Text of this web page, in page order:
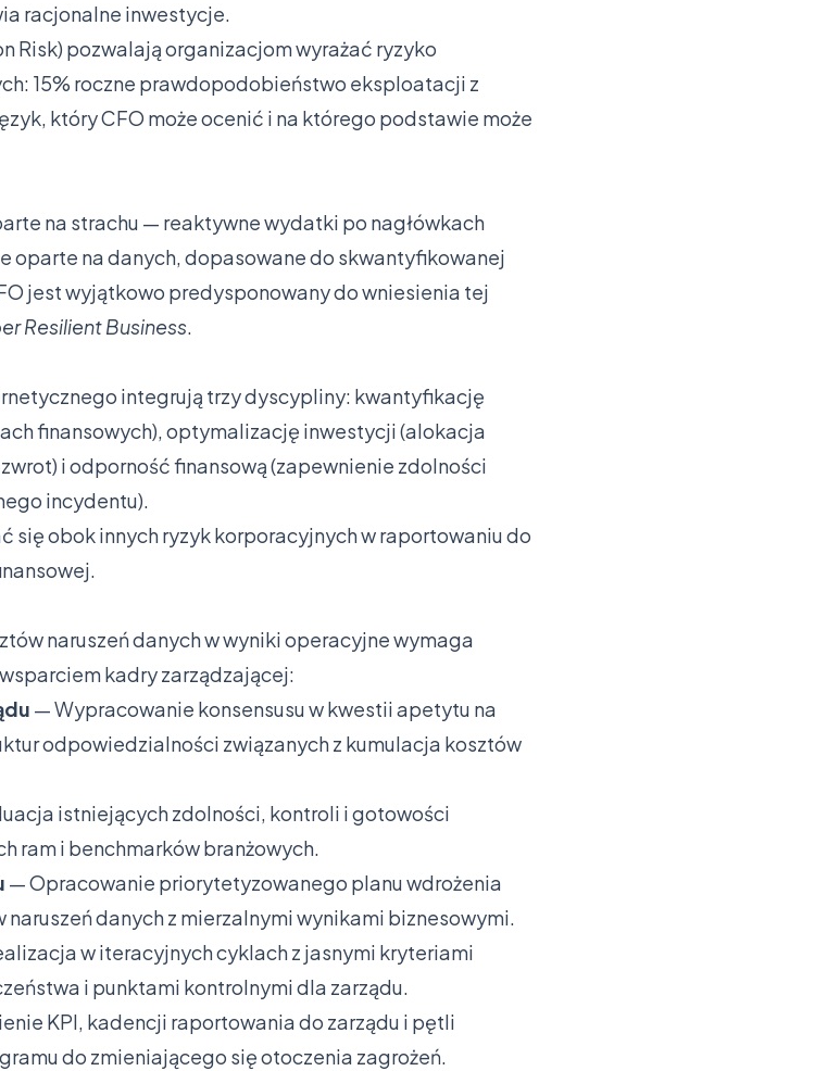
racjonalne inwestycje.
Risk) pozwalają organizacjom wyrażać ryzyko
15% roczne prawdopodobieństwo eksploatacji z
który CFO może ocenić i na którego podstawie może
na strachu — reaktywne wydatki po nagłówkach
oparte na danych, dopasowane do skwantyfikowanej
jest wyjątkowo predysponowany do wniesienia tej
Resilient Business.
integrują trzy dyscypliny: kwantyfikację
finansowych), optymalizację inwestycji (alokacja
i odporność finansową (zapewnienie zdolności
incydentu).
się obok innych ryzyk korporacyjnych w raportowaniu do
naruszeń danych w wyniki operacyjne wymaga
kadry zarządzającej:
— Wypracowanie konsensusu w kwestii apetytu na
odpowiedzialności związanych z kumulacja kosztów
istniejących zdolności, kontroli i gotowości
ram i benchmarków branżowych.
— Opracowanie priorytetyzowanego planu wdrożenia
danych z mierzalnymi wynikami biznesowymi.
w iteracyjnych cyklach z jasnymi kryteriami
i punktami kontrolnymi dla zarządu.
KPI, kadencji raportowania do zarządu i pętli
do zmieniającego się otoczenia zagrożeń.